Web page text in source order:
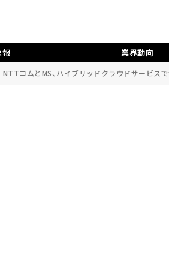
報 業界動向
NTTコムとMS、ハイブリッドクラウドサービス